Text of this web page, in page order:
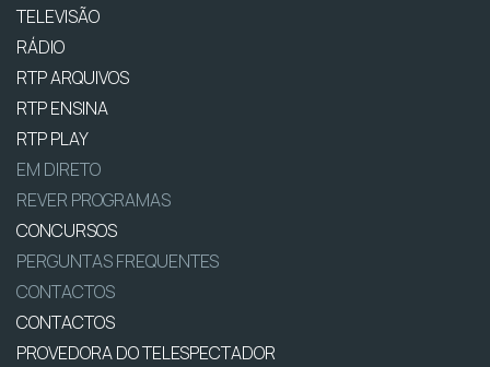
TELEVISÃO
RÁDIO
RTP ARQUIVOS
RTP ENSINA
RTP PLAY
EM DIRETO
REVER PROGRAMAS
CONCURSOS
PERGUNTAS FREQUENTES
CONTACTOS
CONTACTOS
PROVEDORA DO TELESPECTADOR